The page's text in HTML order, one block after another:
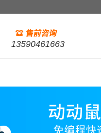
13590461663